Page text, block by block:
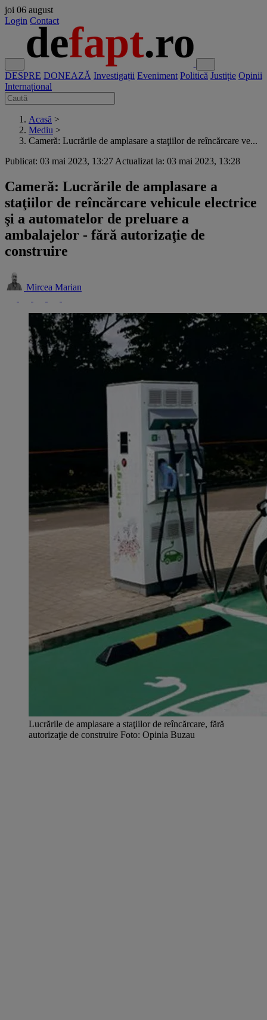
joi 06 august
Login Contact
DESPRE DONEAZĂ Investigații Eveniment Politică Justiție Opinii
Internațional
Acasă >
Mediu >
Cameră: Lucrările de amplasare a staţiilor de reîncărcare ve...
Publicat: 03 mai 2023, 13:27 Actualizat la: 03 mai 2023, 13:28
Cameră: Lucrările de amplasare a
staţiilor de reîncărcare vehicule electrice
şi a automatelor de preluare a
ambalajelor - fără autorizaţie de
construire
Mircea Marian
Lucrările de amplasare a staţiilor de reîncărcare, fără
autorizaţie de construire Foto: Opinia Buzau